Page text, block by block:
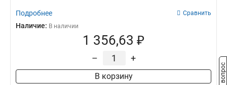
Подробнее Сравнить
Наличие: В наличии
1 356,63 ₽
– +
В корзину